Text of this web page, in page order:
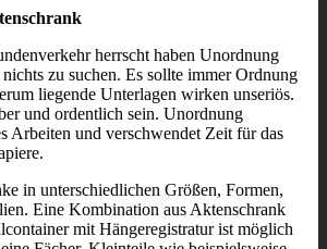
herrscht haben Unordnung
zu suchen. Es sollte immer Ordnung
liegende Unterlagen wirken unseriös.
und ordentlich sein. Unordnung
Arbeiten und verschwendet Zeit für das
in unterschiedlichen Größen, Formen,
Eine Kombination aus Aktenschrank
mit Hängeregistratur ist möglich